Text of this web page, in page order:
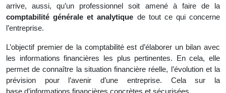
arrive, aussi, qu’un professionnel soit amené à faire de la
comptabilité générale et analytique de tout ce qui concerne
l’entreprise.
L’objectif premier de la comptabilité est d’élaborer un bilan avec
les informations financières les plus pertinentes. En cela, elle
permet de connaître la situation financière réelle, l’évolution et la
prévision pour l’avenir d’une entreprise. Cela sur la
base d’informations financières concrètes et sécurisées.